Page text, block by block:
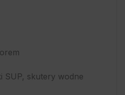
SUP, skutery wodne